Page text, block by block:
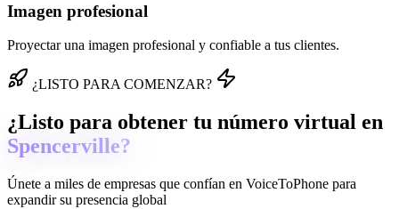
Imagen profesional
Proyectar una imagen profesional y confiable a tus clientes.
¿LISTO PARA COMENZAR?
¿Listo para obtener tu número virtual en
Spencerville?
Únete a miles de empresas que confían en VoiceToPhone para
expandir su presencia global